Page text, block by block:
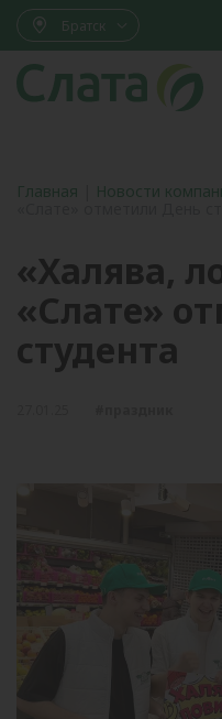
Братск
Главная Новости
«Халява,
«Слате»
студента